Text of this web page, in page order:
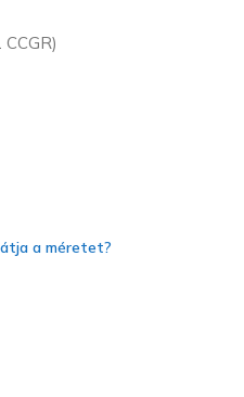
CCGR)
a méretet?